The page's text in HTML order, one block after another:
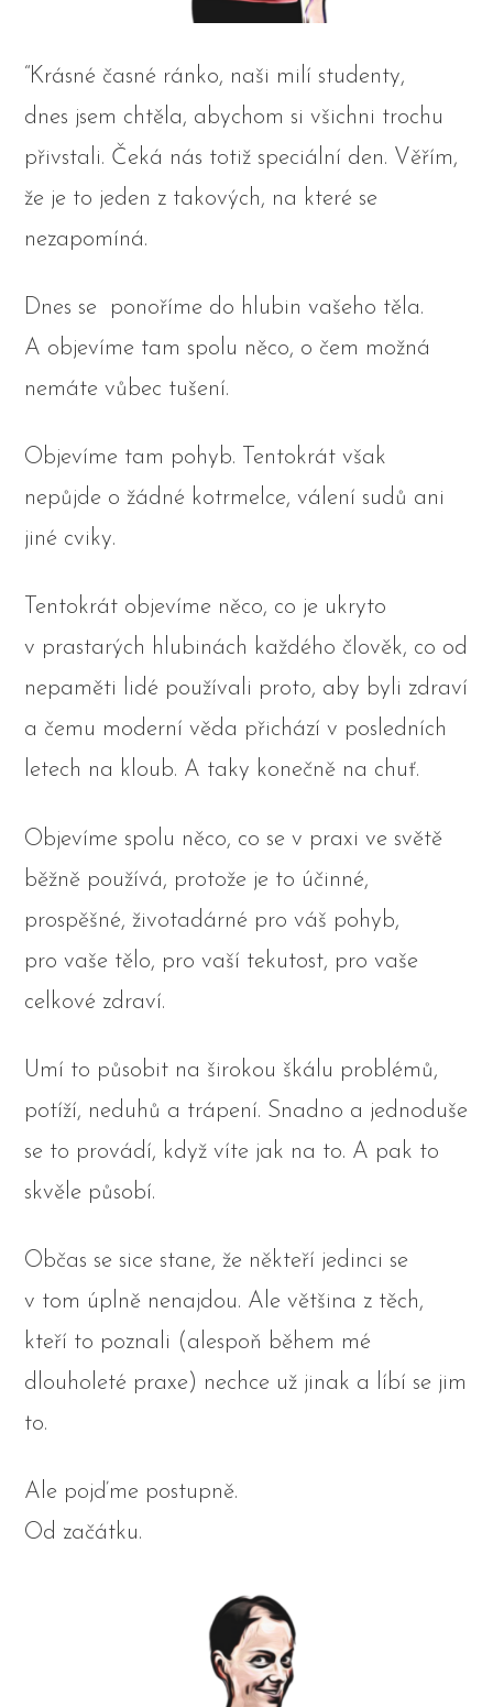
“Krásné časné ránko, naši milí studenty,
dnes jsem chtěla, abychom si všichni trochu
přivstali. Čeká nás totiž speciální den. Věřím,
že je to jeden z takových, na které se
nezapomíná.
Dnes se ponoříme do hlubin vašeho těla.
A objevíme tam spolu něco, o čem možná
nemáte vůbec tušení.
Objevíme tam pohyb. Tentokrát však
nepůjde o žádné kotrmelce, válení sudů ani
jiné cviky.
Tentokrát objevíme něco, co je ukryto
v prastarých hlubinách každého člověk, co od
nepaměti lidé používali proto, aby byli zdraví
a čemu moderní věda přichází v posledních
letech na kloub. A taky konečně na chuť.
Objevíme spolu něco, co se v praxi ve světě
běžně používá, protože je to účinné,
prospěšné, životadárné pro váš pohyb,
pro vaše tělo, pro vaší tekutost, pro vaše
celkové zdraví.
Umí to působit na širokou škálu problémů,
potíží, neduhů a trápení. Snadno a jednoduše
se to provádí, když víte jak na to. A pak to
skvěle působí.
Občas se sice stane, že někteří jedinci se
v tom úplně nenajdou. Ale většina z těch,
kteří to poznali (alespoň během mé
dlouholeté praxe) nechce už jinak a líbí se jim
to.
Ale pojďme postupně.
Od začátku.